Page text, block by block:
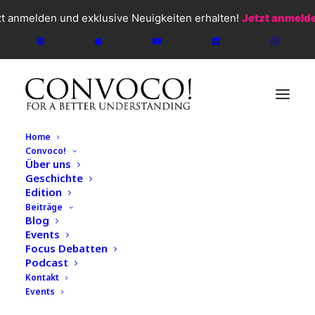
anmelden und exklusive Neuigkeiten erhalten! Jetzt
Home
Convoco!
Über uns
Geschichte
Edition
Beiträge
Blog
Events
Focus Debatten
Podcast
Kontakt
Events